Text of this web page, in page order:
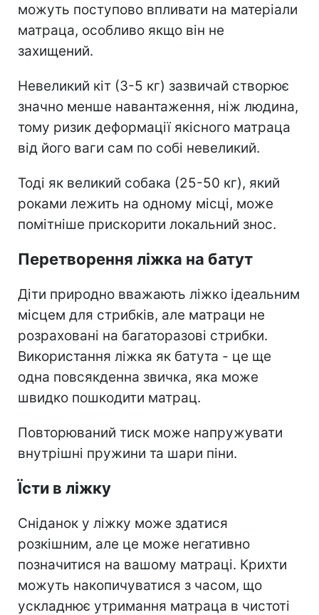
можуть поступово впливати на матеріали
матраца, особливо якщо він не
захищений.
Невеликий кіт (3-5 кг) зазвичай створює
значно менше навантаження, ніж людина,
тому ризик деформації якісного матраца
від його ваги сам по собі невеликий.
Тоді як великий собака (25-50 кг), який
роками лежить на одному місці, може
помітніше прискорити локальний знос.
Перетворення ліжка на батут
Діти природно вважають ліжко ідеальним
місцем для стрибків, але матраци не
розраховані на багаторазові стрибки.
Використання ліжка як батута - це ще
одна повсякденна звичка, яка може
швидко пошкодити матрац.
Повторюваний тиск може напружувати
внутрішні пружини та шари піни.
Їсти в ліжку
Сніданок у ліжку може здатися
розкішним, але це може негативно
позначитися на вашому матраці. Крихти
можуть накопичуватися з часом, що
ускладнює утримання матраца в чистоті